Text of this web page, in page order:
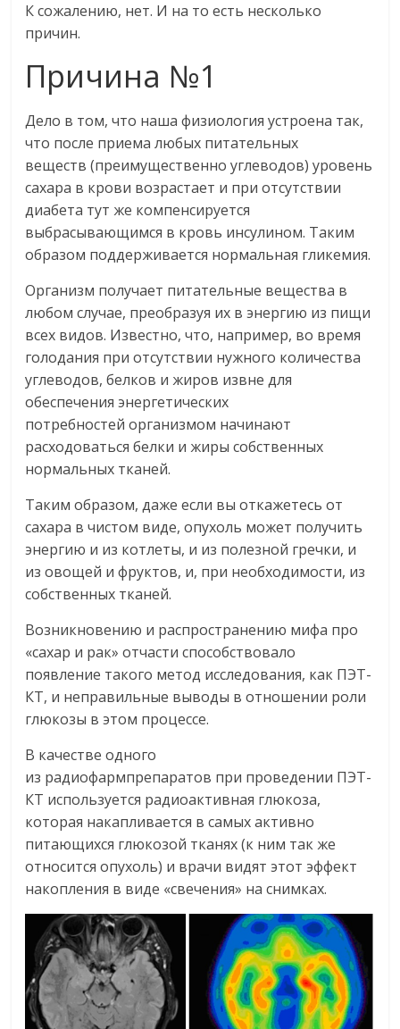
К сожалению, нет. И на то есть несколько
причин.
Причина №1
Дело в том, что наша физиология устроена так,
что после приема любых питательных
веществ (преимущественно углеводов) уровень
сахара в крови возрастает и при отсутствии
диабета тут же компенсируется
выбрасывающимся в кровь инсулином. Таким
образом поддерживается нормальная гликемия.
Организм получает питательные вещества в
любом случае, преобразуя их в энергию из пищи
всех видов. Известно, что, например, во время
голодания при отсутствии нужного количества
углеводов, белков и жиров извне для
обеспечения энергетических
потребностей организмом начинают
расходоваться белки и жиры собственных
нормальных тканей.
Таким образом, даже если вы откажетесь от
сахара в чистом виде, опухоль может получить
энергию и из котлеты, и из полезной гречки, и
из овощей и фруктов, и, при необходимости, из
собственных тканей.
Возникновению и распространению мифа про
«сахар и рак» отчасти способствовало
появление такого метод исследования, как ПЭТ-
КТ, и неправильные выводы в отношении роли
глюкозы в этом процессе.
В качестве одного
из радиофармпрепаратов при проведении ПЭТ-
КТ используется радиоактивная глюкоза,
которая накапливается в самых активно
питающихся глюкозой тканях (к ним так же
относится опухоль) и врачи видят этот эффект
накопления в виде «свечения» на снимках.